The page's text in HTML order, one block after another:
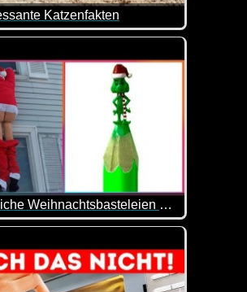
Katzenfakten
wirklich interessante Geschichten und
Erstaunliche Weihnachtsbasteleien Und -Dekorationen
wieder tolle Sachen dabei. Vielleicht